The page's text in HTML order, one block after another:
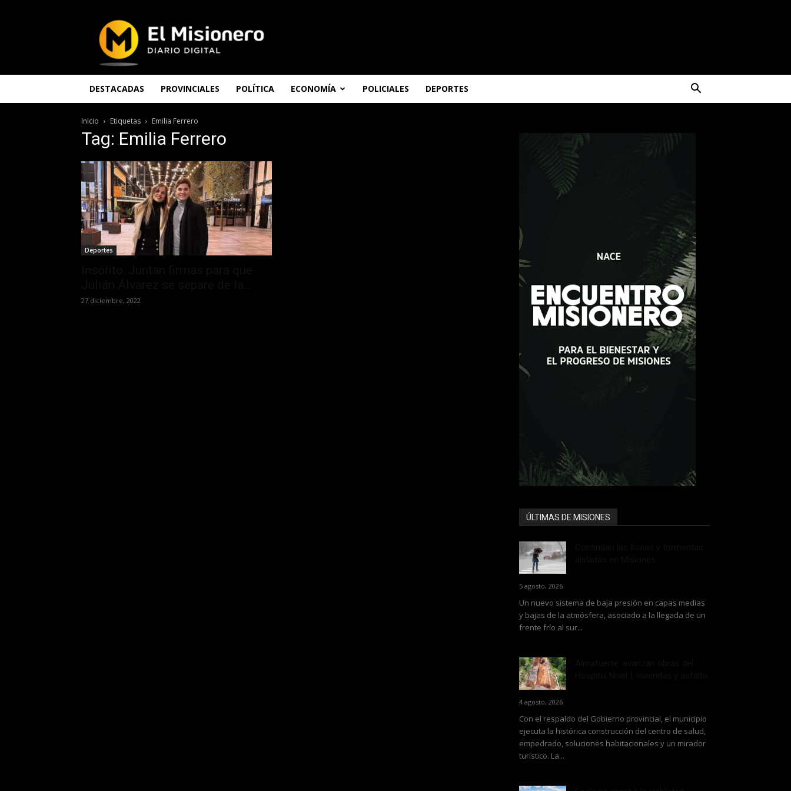
Misionero
DESTACADAS PROVINCIALES POLÍTICA ECONOMÍA POLICIALES DEPORTES
Inicio Etiquetas Emilia Ferrero
Tag: Emilia Ferrero
Deportes
27 diciembre, 2022
ÚLTIMAS DE MISIONES
5 agosto, 2026
Un nuevo sistema de baja presión en capas medias
y bajas de la atmósfera, asociado a la llegada de un
frente frío al sur...
4 agosto, 2026
Con el respaldo del Gobierno provincial, el municipio
ejecuta la histórica construcción del centro de salud,
empedrado, soluciones habitacionales y un mirador
turístico. La...